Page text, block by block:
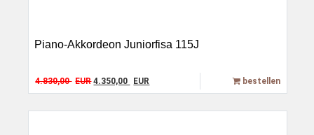
Piano-Akkordeon Juniorfisa 115J
4.830,00 EUROriginal price was: 4.830,00 EUR.
4.350,00 EUR Current price is: 4.350,00 EUR.
bestellen